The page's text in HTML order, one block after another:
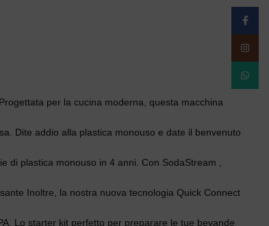
per la cucina moderna, questa macchina
Dite addio alla plastica monouso e date il benvenuto
di plastica monouso in 4 anni. Con SodaStream ,
Inoltre, la nostra nuova tecnologia Quick Connect
Lo starter kit perfetto per preparare le tue bevande